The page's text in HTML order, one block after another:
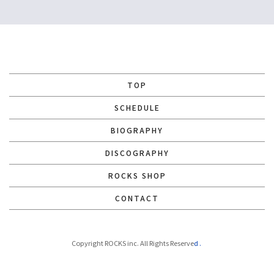
TOP
SCHEDULE
BIOGRAPHY
DISCOGRAPHY
ROCKS SHOP
CONTACT
Copyright ROCKS inc. All Rights Reserved.